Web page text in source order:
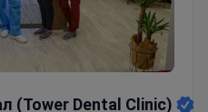
(Tower Dental Clinic)